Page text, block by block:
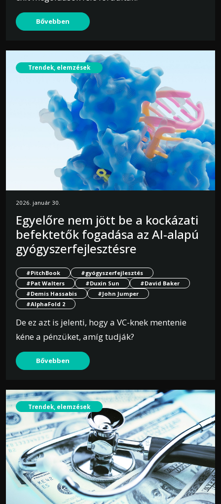
Bővebben
Trendek, elemzések
2026. január 30.
Egyelőre nem jött be a kockázati
befektetők fogadása az AI-alapú
gyógyszerfejlesztésre
#PitchBook
#gyógyszerfejlesztés
#Pat Walters
#Duxin Sun
#David Baker
#Demis Hassabis
#John Jumper
#AlphaFold 2
De ez azt is jelenti, hogy a VC-knek mentenie
kéne a pénzüket, amíg tudják?
Bővebben
Trendek, elemzések